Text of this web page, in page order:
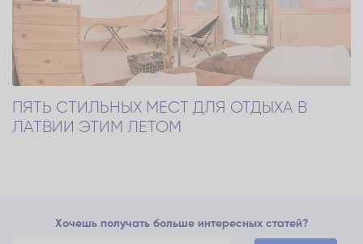
ПЯТЬ СТИЛЬНЫХ МЕСТ ДЛЯ ОТДЫХА В
ЛАТВИИ ЭТИМ ЛЕТОМ
Хочешь получать больше интересных статей?